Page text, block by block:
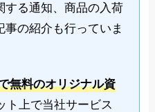
する通知、商品の入荷
の紹介も行っていま
無料のオリジナル資
ト上で当社サービス